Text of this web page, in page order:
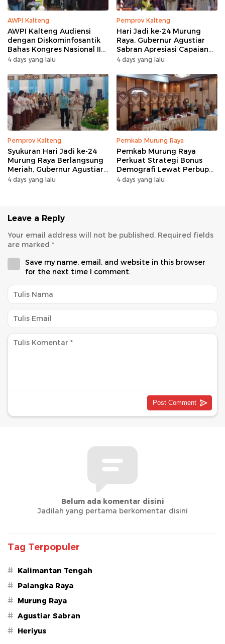
AWPI Kalteng
AWPI Kalteng Audiensi
dengan Diskominfosantik
Bahas Kongres Nasional II
AWPI
4 days yang lalu
Pemprov Kalteng
Hari Jadi ke-24 Murung
Raya, Gubernur Agustiar
Sabran Apresiasi Capaian
Pembangunan
4 days yang lalu
Pemprov Kalteng
Syukuran Hari Jadi ke-24
Murung Raya Berlangsung
Meriah, Gubernur Agustiar
Sabran Hibur Masyarakat
4 days yang lalu
Pemkab Murung Raya
Pemkab Murung Raya
Perkuat Strategi Bonus
Demografi Lewat Perbup
Nomor 14 Tahun 2026
4 days yang lalu
Leave a Reply
Your email address will not be published. Required fields
are marked *
Save my name, email, and website in this browser
for the next time I comment.
Belum ada komentar disini
Jadilah yang pertama berkomentar disini
Tag Terpopuler
# Kalimantan Tengah
# Palangka Raya
# Murung Raya
# Agustiar Sabran
# Heriyus